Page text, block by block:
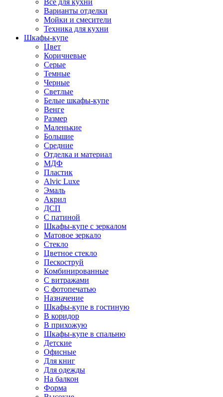
Все для кухни
Варианты отделки
Мойки и смесители
Техника для кухни
Шкафы-купе
Цвет
Коричневые
Серые
Темные
Черные
Светлые
Белые шкафы-купе
Венге
Размер
Маленькие
Большие
Средние
Отделка и материал
МДФ
Пластик
Alvic Luxe
Эмаль
Акрил
ДСП
С патиной
Шкафы-купе с зеркалом
Матовое зеркало
Стекло
Цветное стекло
Пескоструй
Комбинированные
С витражами
С фотопечатью
Назначение
Шкафы-купе в гостиную
В коридор
В прихожую
Шкафы-купе в спальню
Детские
Офисные
Для книг
Для одежды
На балкон
Форма